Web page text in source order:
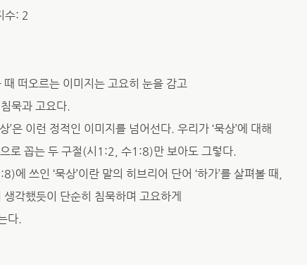
수: 2
때 떠오르는 이미지는 고요히 눈을 감고
묵과 고요다.
’은 이런 정적인 이미지를 넘어선다. 우리가 ‘묵상’에 대해
로 꼽는 두 구절(시1:2, 수1:8)만 보아도 그렇다.
쓰인 ‘묵상’이란 말의 히브리어 단어 ‘하가’를 살펴볼 때,
생각했듯이 단순히 침묵하며 고요하게
다.